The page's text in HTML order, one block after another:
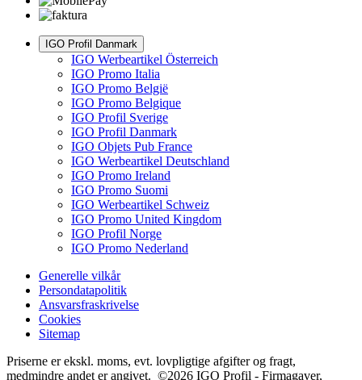
IGO Profil Danmark
IGO Werbeartikel Österreich
IGO Promo Italia
IGO Promo België
IGO Promo Belgique
IGO Profil Sverige
IGO Profil Danmark
IGO Objets Pub France
IGO Werbeartikel Deutschland
IGO Promo Ireland
IGO Promo Suomi
IGO Werbeartikel Schweiz
IGO Promo United Kingdom
IGO Profil Norge
IGO Promo Nederland
Generelle vilkår
Persondatapolitik
Ansvarsfraskrivelse
Cookies
Sitemap
Priserne er ekskl. moms, evt. lovpligtige afgifter og fragt,
medmindre andet er angivet. ©2026 IGO Profil - Firmagaver,